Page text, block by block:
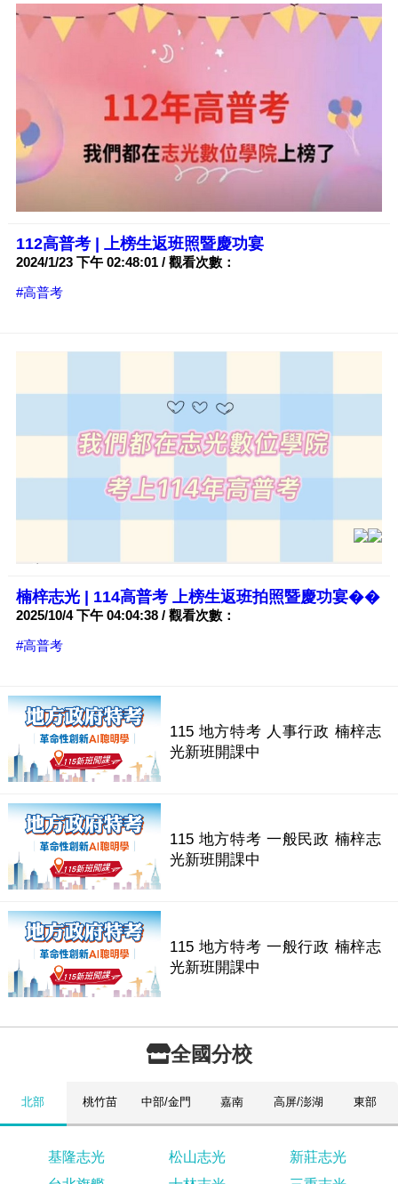
112高普考 | 上榜生返班照暨慶功宴
2024/1/23 下午 02:48:01 / 觀看次數：
#高普考
楠梓志光 | 114高普考 上榜生返班拍照暨慶功宴��
2025/10/4 下午 04:04:38 / 觀看次數：
#高普考
115 地方特考 人事行政 楠梓志
光新班開課中
115 地方特考 一般民政 楠梓志
光新班開課中
115 地方特考 一般行政 楠梓志
光新班開課中
全國分校
北部 桃竹苗 中部/金門 嘉南 高屏/澎湖 東部
基隆志光 松山志光
新莊志光